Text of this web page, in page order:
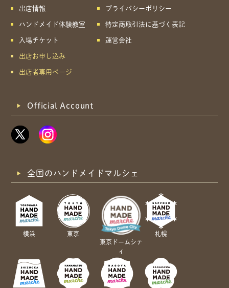
出店情報
ハンドメイド体験教室
入場チケット
出店お申し込み
出店者専用ページ
プライバシーポリシー
特定商取引法に基づく表記
運営会社
Official Account
全国のハンドメイドマルシェ
横浜
東京
東京ドームシテ
ィ
札幌